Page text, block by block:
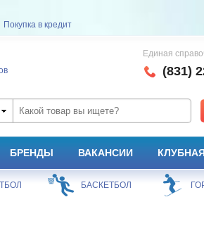
Покупка в кредит
Единая
(831)
БРЕНДЫ ВАКАНСИИ
БАСКЕТБОЛ